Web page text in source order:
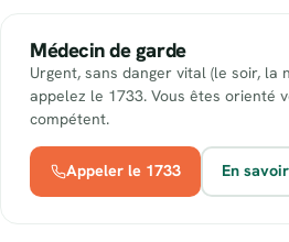
Médecin de garde
Urgent, sans danger vital (le soir, la
appelez le 1733. Vous êtes orienté
compétent.
Appeler le 1733 En